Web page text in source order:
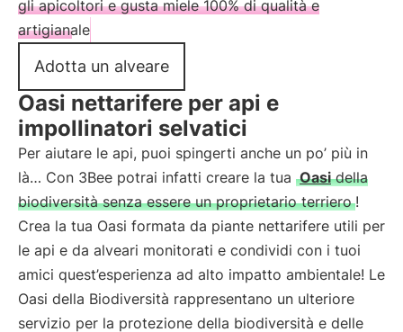
gli apicoltori e gusta miele 100% di qualità e
artigianale
Adotta un alveare
Oasi nettarifere per api e
impollinatori selvatici
Per aiutare le api, puoi spingerti anche un po’ più in
là… Con 3Bee potrai infatti creare la tua Oasidella
biodiversità senza essere un proprietario terriero !
Crea la tua Oasi formata da piante nettarifere utili per
le api e da alveari monitorati e condividi con i tuoi
amici quest’esperienza ad alto impatto ambientale! Le
Oasi della Biodiversità rappresentano un ulteriore
servizio per la protezione della biodiversità e delle